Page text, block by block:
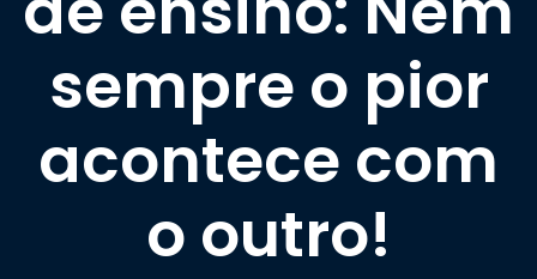
sempre o pior
acontece com
o outro!